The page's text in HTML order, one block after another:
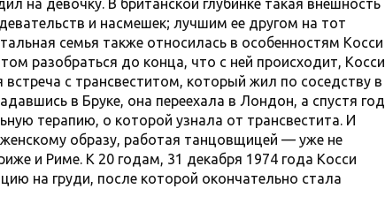
на девочку. В британской глубинке такая внешность
и насмешек; лучшим ее другом на тот
семья также относилась в особенностям Косси
разобраться до конца, что с ней происходит, Косси
встреча с трансвеститом, который жил по соседству в
в Бруке, она переехала в Лондон, а спустя год
терапию, о которой узнала от трансвестита. И
образу, работая танцовщицей — уже не
и Риме. К 20 годам, 31 декабря 1974 года Косси
на груди, после которой окончательно стала